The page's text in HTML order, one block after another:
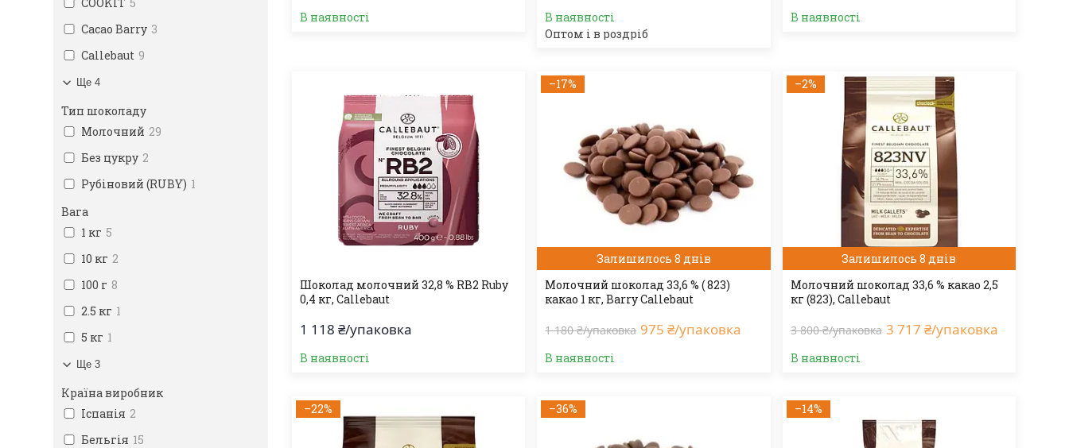
В наявності
В наявності
Оптом і в роздріб
В наявності
Шоколад молочний 32,8 % RB2 Ruby
0,4 кг, Callebaut
1 118 ₴/упаковка
В наявності
–17%
Залишилось 8 днів
Молочний шоколад 33,6 % ( 823)
какао 1 кг, Barry Callebaut
1 180 ₴/упаковка 975 ₴/упаковка
В наявності
–2%
Залишилось 8 днів
Молочний шоколад 33,6 % какао 2,5
кг (823), Callebaut
3 800 ₴/упаковка 3 717 ₴/упаковка
В наявності
–22% –36% –14%
Cacao Barry 3
Callebaut 9
Ще 4
Тип шоколаду
Молочний 29
Без цукру 2
Рубіновий (RUBY) 1
Вага
1 кг 5
10 кг 2
100 г 8
2.5 кг 1
5 кг 1
Ще 3
Країна виробник
Іспанія 2
Бельгія 15